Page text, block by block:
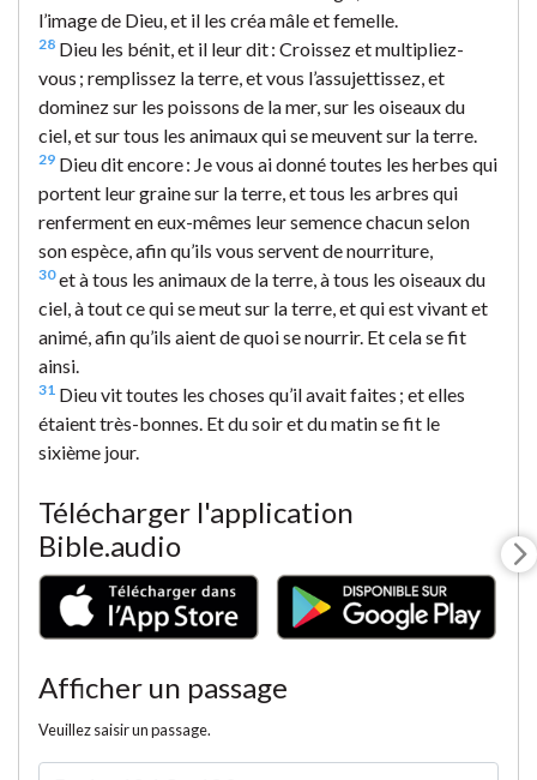
l’image de Dieu, et il les créa mâle et femelle.
28 Dieu les bénit, et il leur dit : Croissez et multipliez-
vous ; remplissez la terre, et vous l’assujettissez, et
dominez sur les poissons de la mer, sur les oiseaux du
ciel, et sur tous les animaux qui se meuvent sur la terre.
29 Dieu dit encore : Je vous ai donné toutes les herbes qui
portent leur graine sur la terre, et tous les arbres qui
renferment en eux-mêmes leur semence chacun selon
son espèce, afin qu’ils vous servent de nourriture,
30et à tous les animaux de la terre, à tous les oiseaux du
ciel, à tout ce qui se meut sur la terre, et qui est vivant et
animé, afin qu’ils aient de quoi se nourrir. Et cela se fit
ainsi.
31 Dieu vit toutes les choses qu’il avait faites ; et elles
étaient très-bonnes. Et du soir et du matin se fit le
sixième jour.
Télécharger l'application
Bible.audio
Afficher un passage
Veuillez saisir un passage.